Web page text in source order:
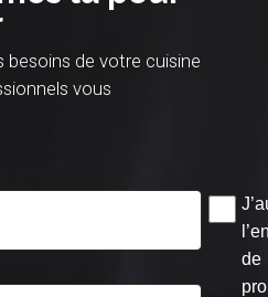
besoins de votre cuisine
vous
de